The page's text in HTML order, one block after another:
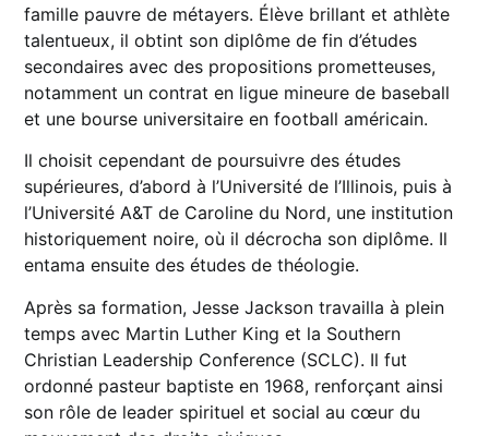
famille pauvre de métayers. Élève brillant et athlète
talentueux, il obtint son diplôme de fin d’études
secondaires avec des propositions prometteuses,
notamment un contrat en ligue mineure de baseball
et une bourse universitaire en football américain.
Il choisit cependant de poursuivre des études
supérieures, d’abord à l’Université de l’Illinois, puis à
l’Université A&T de Caroline du Nord, une institution
historiquement noire, où il décrocha son diplôme. Il
entama ensuite des études de théologie.
Après sa formation, Jesse Jackson travailla à plein
temps avec Martin Luther King et la Southern
Christian Leadership Conference (SCLC). Il fut
ordonné pasteur baptiste en 1968, renforçant ainsi
son rôle de leader spirituel et social au cœur du